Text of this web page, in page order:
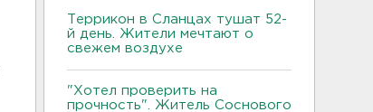
Террикон в Сланцах тушат 52-
й день. Жители мечтают о
свежем воздухе
"Хотел проверить на
прочность". Житель Соснового